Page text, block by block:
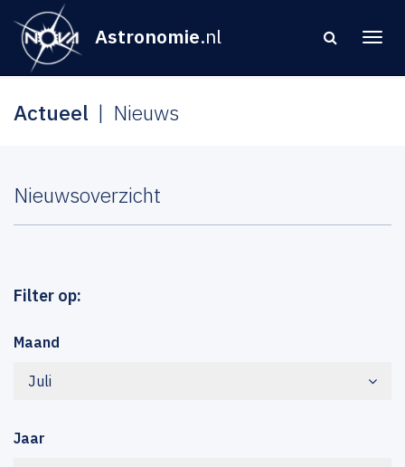
Astronomie.nl
Actueel Nieuws
Nieuwsoverzicht
Filter op:
Maand
Juli
Jaar